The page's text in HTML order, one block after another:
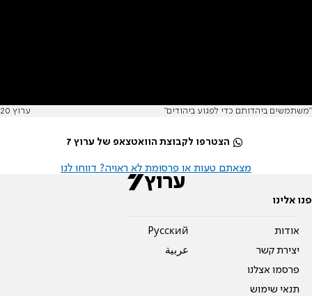
"משתמשים ביהדותם כדי לפגוע ביהודים" ערוץ 20
הצטרפו לקבוצת הוואטצאפ של ערוץ 7
מצאתם טעות או פרסומת לא ראויה? דווחו לנו
פנו אלינו
אודות
יצירת קשר
פרסמו אצלנו
תנאי שימוש
Pусский
عربية